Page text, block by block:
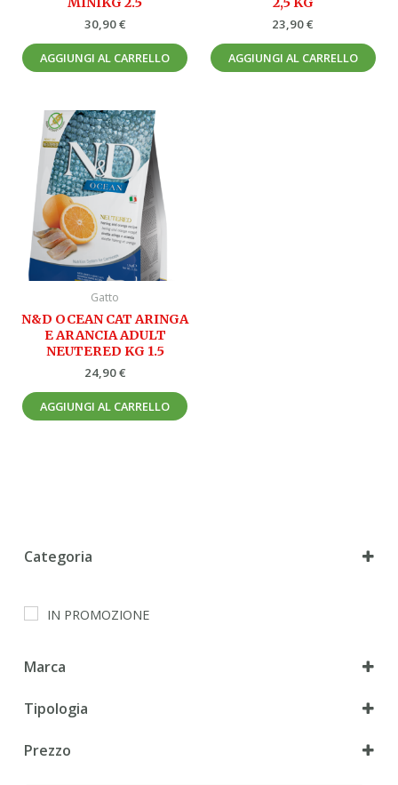
Categoria
Gatto
IN PROMOZIONE
Marca
Tipologia
Prezzo
30,90€
AGGIUNGI AL CARRELLO
23,90€
AGGIUNGI AL CARRELLO
Gatto
N&D OCEAN CAT ARINGA
E ARANCIA ADULT
NEUTERED KG 1.5
24,90€
AGGIUNGI AL CARRELLO